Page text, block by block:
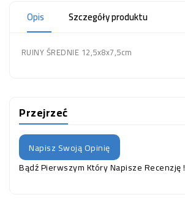
Opis Szczegóły produktu
RUINY ŚREDNIE 12,5x8x7,5cm
Przejrzeć
Napisz Swoją Opinię
Bądź Pierwszym Który Napisze Recenzję !